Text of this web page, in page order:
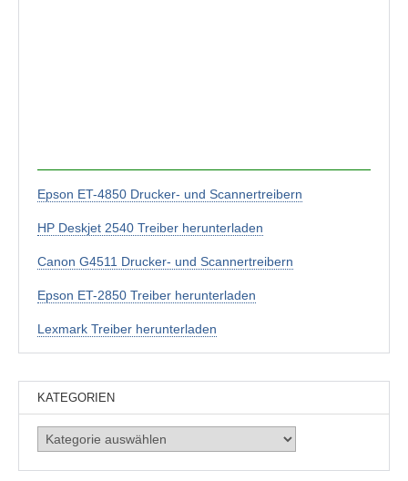
Epson ET-4850 Drucker- und Scannertreibern
HP Deskjet 2540 Treiber herunterladen
Canon G4511 Drucker- und Scannertreibern
Epson ET-2850 Treiber herunterladen
Lexmark Treiber herunterladen
KATEGORIEN
Kategorien